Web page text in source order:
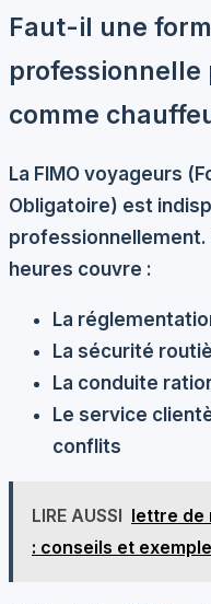
Faut-il une
professionnelle
comme
La FIMO voyageurs
Obligatoire) est
heures couvre :
La
La sécurité
La conduite
Le service
conflits
LIRE AUSSI lettre de
: conseils et